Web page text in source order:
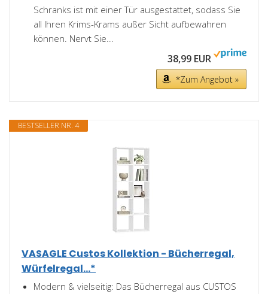
Schranks ist mit einer Tür ausgestattet, sodass Sie
all Ihren Krims-Krams außer Sicht aufbewahren
können. Nervt Sie...
38,99 EUR
*Zum Angebot »
BESTSELLER NR. 4
VASAGLE Custos Kollektion - Bücherregal,
Würfelregal...*
Modern & vielseitig: Das Bücherregal aus CUSTOS